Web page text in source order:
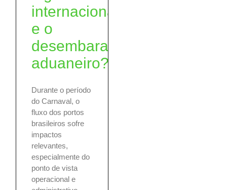
internacional
e o
desembaraço
aduaneiro?
Durante o período
do Carnaval, o
fluxo dos portos
brasileiros sofre
impactos
relevantes,
especialmente do
ponto de vista
operacional e